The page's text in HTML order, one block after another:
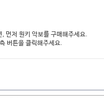
먼저 원키 악보를 구매해주세요.
버튼을 클릭해주세요.